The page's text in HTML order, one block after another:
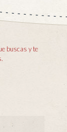
buscas y te